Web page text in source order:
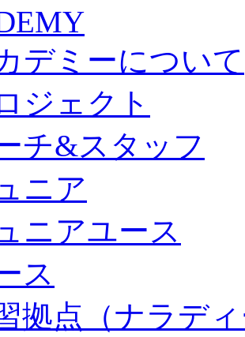
デミーについて
ジェクト
チ&スタッフ
ニア
ニアユース
ス
拠点（ナラデ